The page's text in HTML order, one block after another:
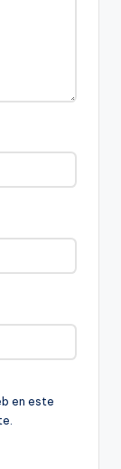
en este